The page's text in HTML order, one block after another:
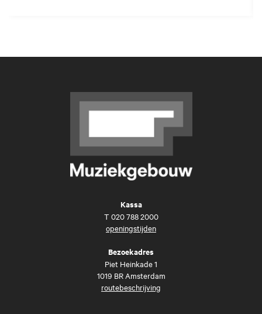
Kassa
T 020 788 2000
openingstijden
Bezoekadres
Piet Heinkade 1
1019 BR Amsterdam
routebeschrijving